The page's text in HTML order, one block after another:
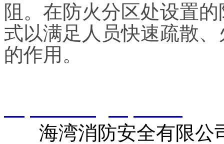
阻。在防火分区处设置
式以满足人员快速疏散
的作用。
海湾消防安全有限公